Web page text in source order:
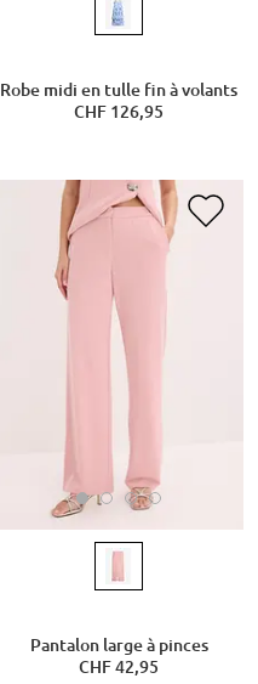
Robe midi en tulle fin à volants
CHF 126,95
Pantalon large à pinces
CHF 42,95